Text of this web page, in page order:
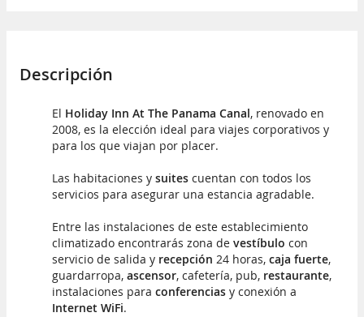
Descripción
El Holiday Inn At The Panama Canal, renovado en
2008, es la elección ideal para viajes corporativos y
para los que viajan por placer.
Las habitaciones y suites cuentan con todos los
servicios para asegurar una estancia agradable.
Entre las instalaciones de este establecimiento
climatizado encontrarás zona de vestíbulo con
servicio de salida y recepción 24 horas, caja fuerte,
guardarropa, ascensor, cafetería, pub, restaurante,
instalaciones para conferencias y conexión a
Internet WiFi.